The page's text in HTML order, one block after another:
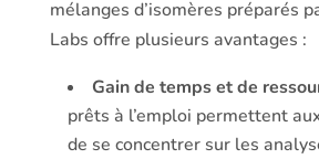
mélanges d’isomères préparés
Labs offre plusieurs avantages :
Gain de temps et de
prêts à l’emploi permettent
de se concentrer sur les